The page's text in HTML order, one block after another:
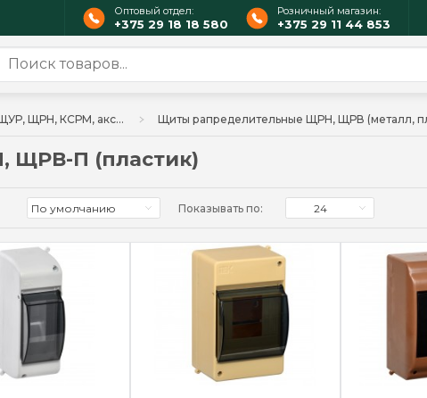
Оптовый отдел:
+375 29 18 18 580
Розничный магазин:
+375 29 11 44 853
Корпуса ЩМП, ЩУР, ЩРН, КСРМ, аксессуары
ЩРВ-П (пластик)
По умолчанию Показывать по: 24